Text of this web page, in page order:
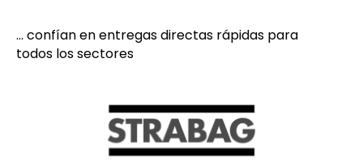
... confían en entregas directas rápidas para
todos los sectores